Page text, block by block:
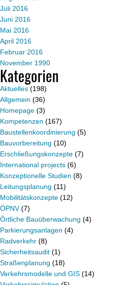
Juli 2016
Juni 2016
Mai 2016
April 2016
Februar 2016
November 1990
Kategorien
Aktuelles (198)
Allgemein (36)
Homepage (3)
Kompetenzen (167)
Baustellenkoordinierung (5)
Bauvorbereitung (10)
Erschließungskonzepte (7)
International projects (6)
Konzeptionelle Studien (8)
Leitungsplanung (11)
Mobilitätskonzepte (12)
ÖPNV(7)
Örtliche Bauüberwachung (4)
Parkierungsanlagen (4)
Radverkehr (8)
Sicherheitsaudit (1)
Straßenplanung (18)
Verkehrsmodelle und GIS (14)